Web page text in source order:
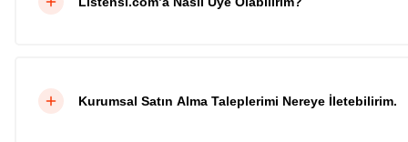
Kurumsal Satın Alma Taleplerimi Nereye İletebilirim.